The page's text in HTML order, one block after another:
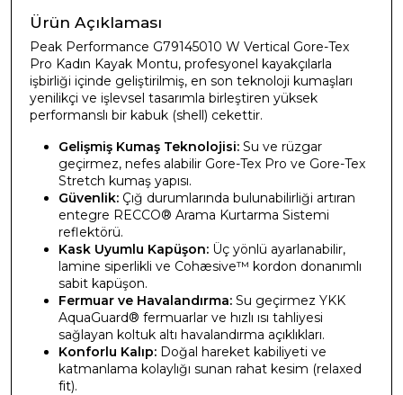
Ürün Açıklaması
Peak Performance G79145010 W Vertical Gore-Tex
Pro Kadın Kayak Montu, profesyonel kayakçılarla
işbirliği içinde geliştirilmiş, en son teknoloji kumaşları
yenilikçi ve işlevsel tasarımla birleştiren yüksek
performanslı bir kabuk (shell) cekettir.
Gelişmiş Kumaş Teknolojisi: Su ve rüzgar
geçirmez, nefes alabilir Gore-Tex Pro ve Gore-Tex
Stretch kumaş yapısı.
Güvenlik: Çığ durumlarında bulunabilirliği artıran
entegre RECCO® Arama Kurtarma Sistemi
reflektörü.
Kask Uyumlu Kapüşon: Üç yönlü ayarlanabilir,
lamine siperlikli ve Cohæsive™ kordon donanımlı
sabit kapüşon.
Fermuar ve Havalandırma: Su geçirmez YKK
AquaGuard® fermuarlar ve hızlı ısı tahliyesi
sağlayan koltuk altı havalandırma açıklıkları.
Konforlu Kalıp: Doğal hareket kabiliyeti ve
katmanlama kolaylığı sunan rahat kesim (relaxed
fit).